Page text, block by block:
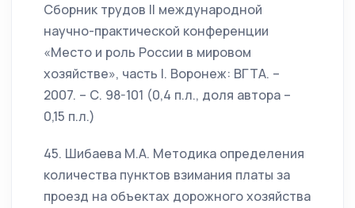
Сборник трудов II международной
научно-практической конференции
«Место и роль России в мировом
хозяйстве», часть I. Воронеж: ВГТА. –
2007. – С. 98-101 (0,4 п.л., доля автора –
0,15 п.л.)
45. Шибаева М.А. Методика определения
количества пунктов взимания платы за
проезд на объектах дорожного хозяйства